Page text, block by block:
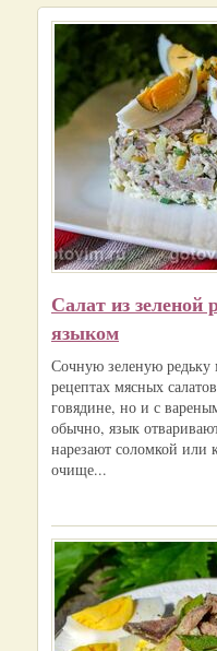
Салат из зеленой
языком
Сочную зеленую редьку
рецептах мясных
говядине, но и с
обычно, язык
нарезают соломкой
очище...